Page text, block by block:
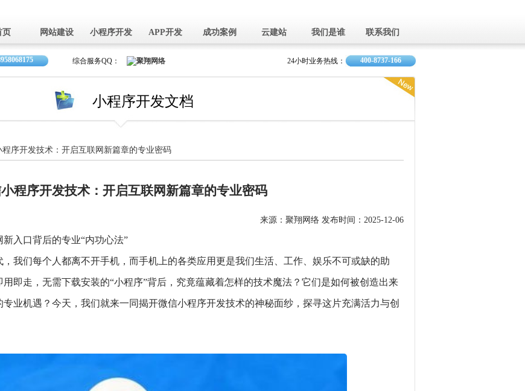
页 网站建设 小程序开发 APP开发 成功案例 云建站 我们是谁 联系我们
综合服务QQ： 24小时业务热线： 400-8737-166
小程序开发文档
程序开发技术：开启互联网新篇章的专业密码
程序开发技术：开启互联网新篇章的专业密码
来源：聚翔网络 发布时间：2025-12-06
入口背后的专业“内功心法”
我们每个人都离不开手机，而手机上的各类应用更是我们生活、工作、娱乐不可或缺的助
即走，无需下载安装的“小程序”背后，究竟蕴藏着怎样的技术魔法？它们是如何被创造出来
业机遇？今天，我们就来一同揭开微信小程序开发技术的神秘面纱，探寻这片充满活力与创